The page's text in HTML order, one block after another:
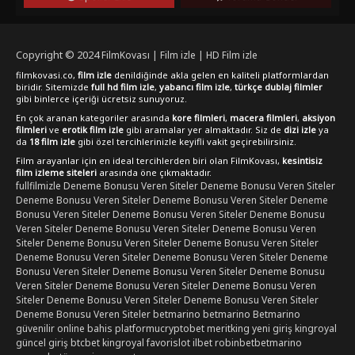
Copyright © 2024FilmKovası | Film izle | HD Film izle
filmkovasi.co, film izle denildiğinde akla gelen en kaliteli platformlardan
biridir. Sitemizde full hd film izle, yabancı film izle, türkçe dublaj filmler
gibi binlerce içeriği ücretsiz sunuyoruz.
En çok aranan kategoriler arasında kore filmleri, macera filmleri, aksiyon
filmleri ve erotik film izle gibi aramalar yer almaktadır. Siz de dizi izle ya
da 18 film izle gibi özel tercihlerinizle keyifli vakit geçirebilirsiniz.
Film arayanlar için en ideal tercihlerden biri olan FilmKovası, kesintisiz
film izleme siteleri arasında öne çıkmaktadır.
fullfilmizle Deneme Bonusu Veren SitelerDeneme Bonusu Veren Siteler
Deneme Bonusu Veren SitelerDeneme Bonusu Veren SitelerDeneme
Bonusu Veren SitelerDeneme Bonusu Veren SitelerDeneme Bonusu
Veren SitelerDeneme Bonusu Veren SitelerDeneme Bonusu Veren
SitelerDeneme Bonusu Veren SitelerDeneme Bonusu Veren Siteler
Deneme Bonusu Veren SitelerDeneme Bonusu Veren SitelerDeneme
Bonusu Veren SitelerDeneme Bonusu Veren SitelerDeneme Bonusu
Veren SitelerDeneme Bonusu Veren SitelerDeneme Bonusu Veren
SitelerDeneme Bonusu Veren SitelerDeneme Bonusu Veren Siteler
Deneme Bonusu Veren Sitelerbetmarino betmarino Betmarino
güvenilir online bahis platformucryptobetmeritking yeni girişkingroyal
güncel girişbtcbetkingroyal favorislotilbetrobinbetbetmarino